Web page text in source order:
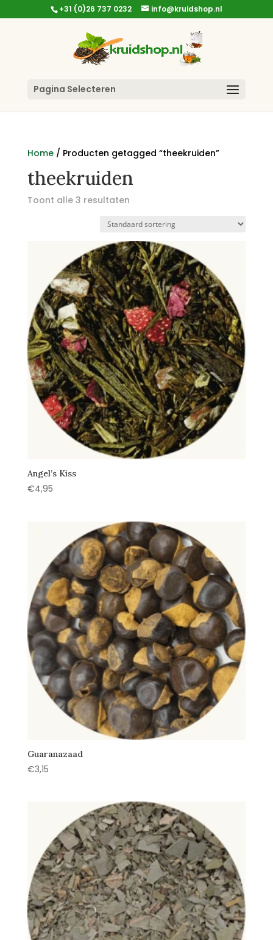
+31 (0)26 737 0232 info@kruidshop.nl
Pagina Selecteren
Home/ Producten getagged “theekruiden”
theekruiden
Toont alle 3 resultaten
Angel’s Kiss
€4,95
Guaranazaad
€3,15